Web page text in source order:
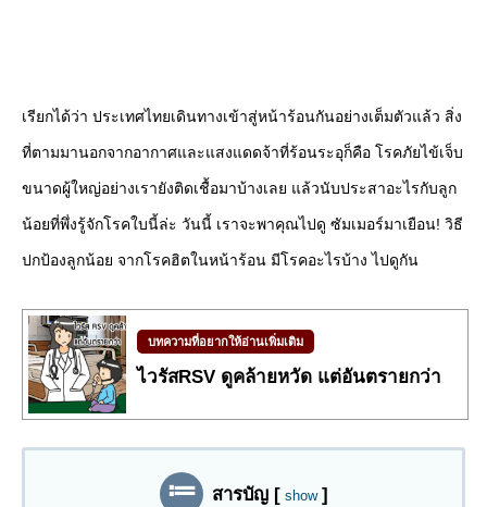
เรียกได้ว่า ประเทศไทยเดินทางเข้าสู่หน้าร้อนกันอย่างเต็มตัวแล้ว สิ่ง
ที่ตามมานอกจากอากาศและแสงแดดจ้าที่ร้อนระอุก็คือ โรคภัยไข้เจ็บ
ขนาดผู้ใหญ่อย่างเรายังติดเชื้อมาบ้างเลย แล้วนับประสาอะไรกับลูก
น้อยที่พึ่งรู้จักโรคใบนี้ล่ะ วันนี้ เราจะพาคุณไปดู ซัมเมอร์มาเยือน! วิธี
ปกป้องลูกน้อย จากโรคฮิตในหน้าร้อน มีโรคอะไรบ้าง ไปดูกัน
บทความที่อยากให้อ่านเพิ่มเติม
ไวรัสRSV ดูคล้ายหวัด แต่อันตรายกว่า
สารบัญ [ show ]